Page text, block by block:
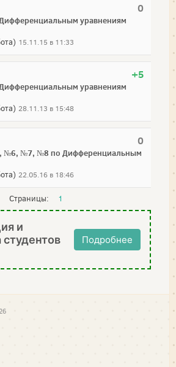
0
уравнениям
15.11.15 в 11:33
+5
уравнениям
28.11.13 в 15:48
0
№6, №7, №8 по Дифференциальным
22.05.16 в 18:46
Страницы: 1
и
Подробнее